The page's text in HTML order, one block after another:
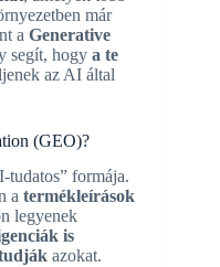
már
a Generative
segít, hogy a te
az AI által
(GEO)?
tudatos” formája.
a termékleírások
legyenek
is
azokat.